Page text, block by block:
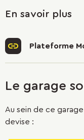
En savoir plus
Plateforme
Le garage
Au sein de ce
devise :